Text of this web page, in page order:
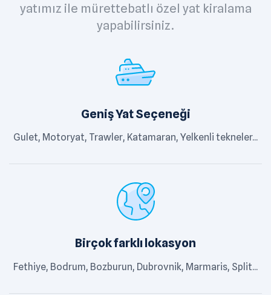
yatımız ile mürettebatlı özel yat kiralama
yapabilirsiniz.
Geniş Yat Seçeneği
Gulet, Motoryat, Trawler, Katamaran, Yelkenli tekneler...
Birçok farklı lokasyon
Fethiye, Bodrum, Bozburun, Dubrovnik, Marmaris, Split...